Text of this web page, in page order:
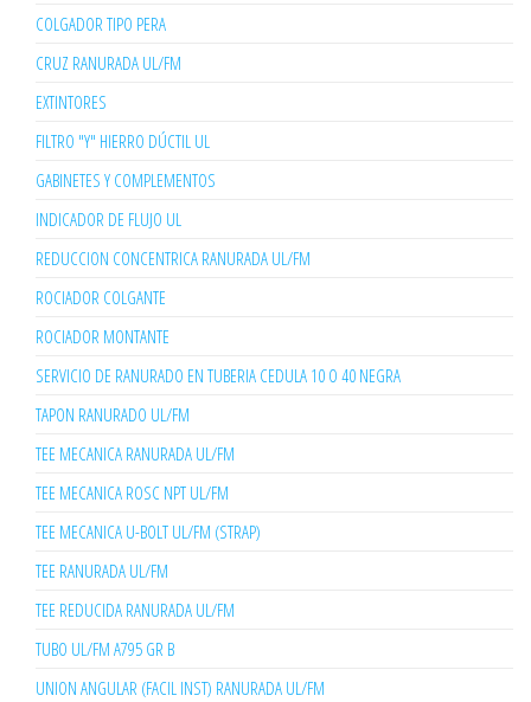
COLGADOR TIPO PERA
CRUZ RANURADA UL/FM
EXTINTORES
FILTRO "Y" HIERRO DÚCTIL UL
GABINETES Y COMPLEMENTOS
INDICADOR DE FLUJO UL
REDUCCION CONCENTRICA RANURADA UL/FM
ROCIADOR COLGANTE
ROCIADOR MONTANTE
SERVICIO DE RANURADO EN TUBERIA CEDULA 10 O 40 NEGRA
TAPON RANURADO UL/FM
TEE MECANICA RANURADA UL/FM
TEE MECANICA ROSC NPT UL/FM
TEE MECANICA U-BOLT UL/FM (STRAP)
TEE RANURADA UL/FM
TEE REDUCIDA RANURADA UL/FM
TUBO UL/FM A795 GR B
UNION ANGULAR (FACIL INST) RANURADA UL/FM